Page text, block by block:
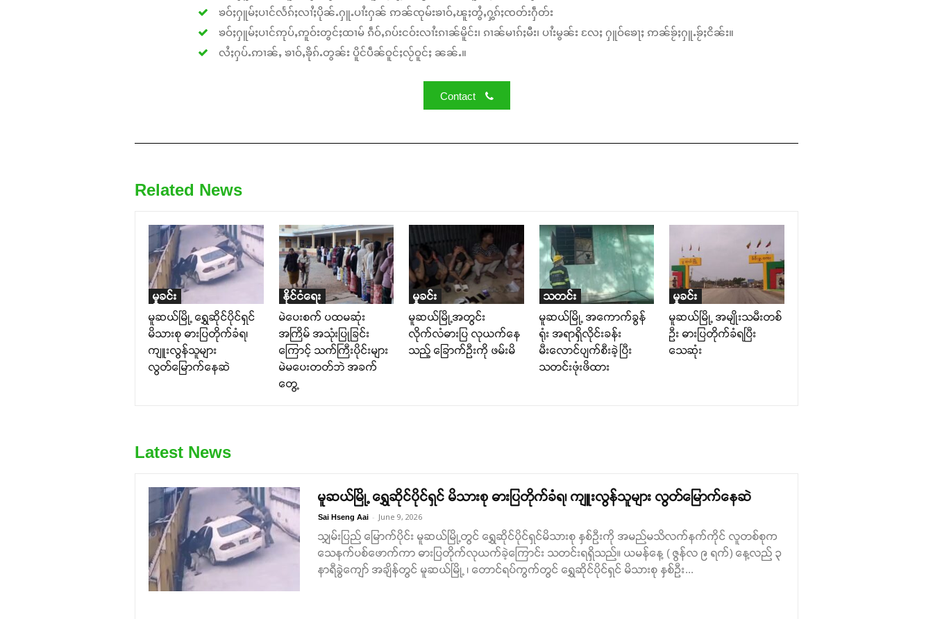
ၶဝ်ႈႁူမ်ႈပၢင်လႅၵ်ႈလၢႆႈပိုၼ်ႉႁူႉပၢႆးႁၼ် ဢၼ်ၸုမ်းၶၢဝ်ႇၽူႈတွႆႇႁွၵ်ႈၸတ်းႁဵတ်း
ၶဝ်ႈႁူမ်ႈပၢင်ဢုပ်ႇဢူဝ်းတွင်ႈထၢမ် ၵဵဝ်ႇၵပ်းငဝ်းလၢႆးၵၢၼ်မိူင်း၊ ၵၢၼ်မၢၵ်ႈမီး၊ ပၢႆးမွၼ်း လႄႈ ႁူဝ်ၶေႃႈ ဢၼ်ၶႂ်ႈႁူႉၶႂ်ႈငိၼ်း။
လႆႈႁပ်ႉဢၢၼ်ႇ ၶၢဝ်ႇၶိုၵ်ႉတွၼ်း ပိူင်ပဵၼ်ဝူင်ႈလႂ်ဝူင်ႈ ၼၼ်ႉ။
Contact
Related News
မှုခင်း
မူဆယ်မြို့ ရွှေဆိုင်ပိုင်ရှင်
မိသားစု ဓားပြတိုက်ခံရ၊
ကျူးလွန်သူများ
လွတ်မြောက်နေဆဲ
နိုင်ငံရေး
မဲပေးစက် ပထမဆုံး
အကြိမ် အသုံးပြုခြင်း
ကြောင့် သက်ကြီးပိုင်းများ
မဲမပေးတတ်ဘဲ အခက်
တွေ့
မှုခင်း
မူဆယ်မြို့အတွင်း
လိုက်လံဓားပြ လုယက်နေ
သည့် ခြောက်ဦးကို ဖမ်းမိ
သတင်း
မူဆယ်မြို့ အကောက်ခွန်
ရုံး အရာရှိလိုင်းခန်း
မီးလောင်ပျက်စီးခဲ့ပြီး
သတင်းဖုံးဖိထား
မှုခင်း
မူဆယ်မြို့ အမျိုးသမီးတစ်
ဦး ဓားပြတိုက်ခံရပြီး
သေဆုံး
Latest News
မူဆယ်မြို့ ရွှေဆိုင်ပိုင်ရှင် မိသားစု ဓားပြတိုက်ခံရ၊ ကျူးလွန်သူများ လွတ်မြောက်နေဆဲ
Sai Hseng Aai - June 9, 2026
သျှမ်းပြည် မြောက်ပိုင်း မူဆယ်မြို့တွင် ရွှေဆိုင်ပိုင်ရှင်မိသားစု နှစ်ဦးကို အမည်မသိလက်နက်ကိုင် လူတစ်စုက
သေနက်ပစ်ဖောက်ကာ ဓားပြတိုက်လုယက်ခဲ့ကြောင်း သတင်းရရှိသည်။ ယမန်နေ့ ( ဇွန်လ ၉ ရက်) နေ့လည် ၃
နာရီခွဲကျော် အချိန်တွင် မူဆယ်မြို့ ၊ တောင်ရပ်ကွက်တွင် ရွှေဆိုင်ပိုင်ရှင် မိသားစု နှစ်ဦး...